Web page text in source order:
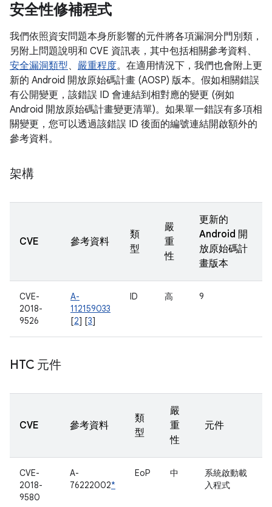
安全性修補程式
我們依照資安問題本身所影響的元件將各項漏洞分門別類，
另附上問題說明和 CVE 資訊表，其中包括相關參考資料、
安全漏洞類型、 嚴重程度。在適用情況下，我們也會附上更
新的 Android 開放原始碼計畫 (AOSP) 版本。假如相關錯誤
有公開變更，該錯誤 ID 會連結到相對應的變更 (例如
Android 開放原始碼計畫變更清單)。如果單一錯誤有多項相
關變更，您可以透過該錯誤 ID 後面的編號連結開啟額外的
參考資料。
架構
CVE 參考資料
類
型
嚴
重
性
更新的
Android 開
放原始碼計
畫版本
CVE-
2018-
9526
A-
112159033
[2] [3]
ID 高 9
HTC 元件
CVE 參考資料
類
型
嚴
重
性
元件
CVE-
2018-
9580
A-
76222002*
EoP 中
系統啟動載
入程式